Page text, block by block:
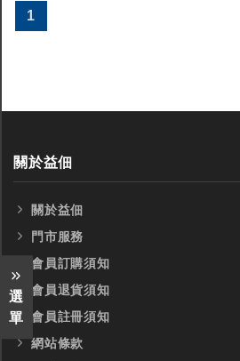
選
單
1
關於益佃
關於益佃
門市服務
會員訂購須知
會員退貨須知
會員註冊須知
網站條款